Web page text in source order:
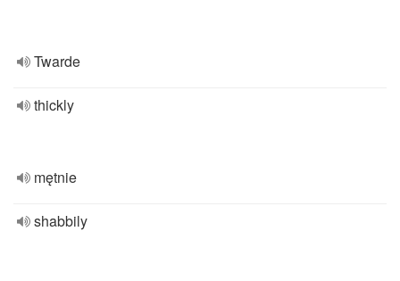
Twarde
thickly
mętnie
shabbily